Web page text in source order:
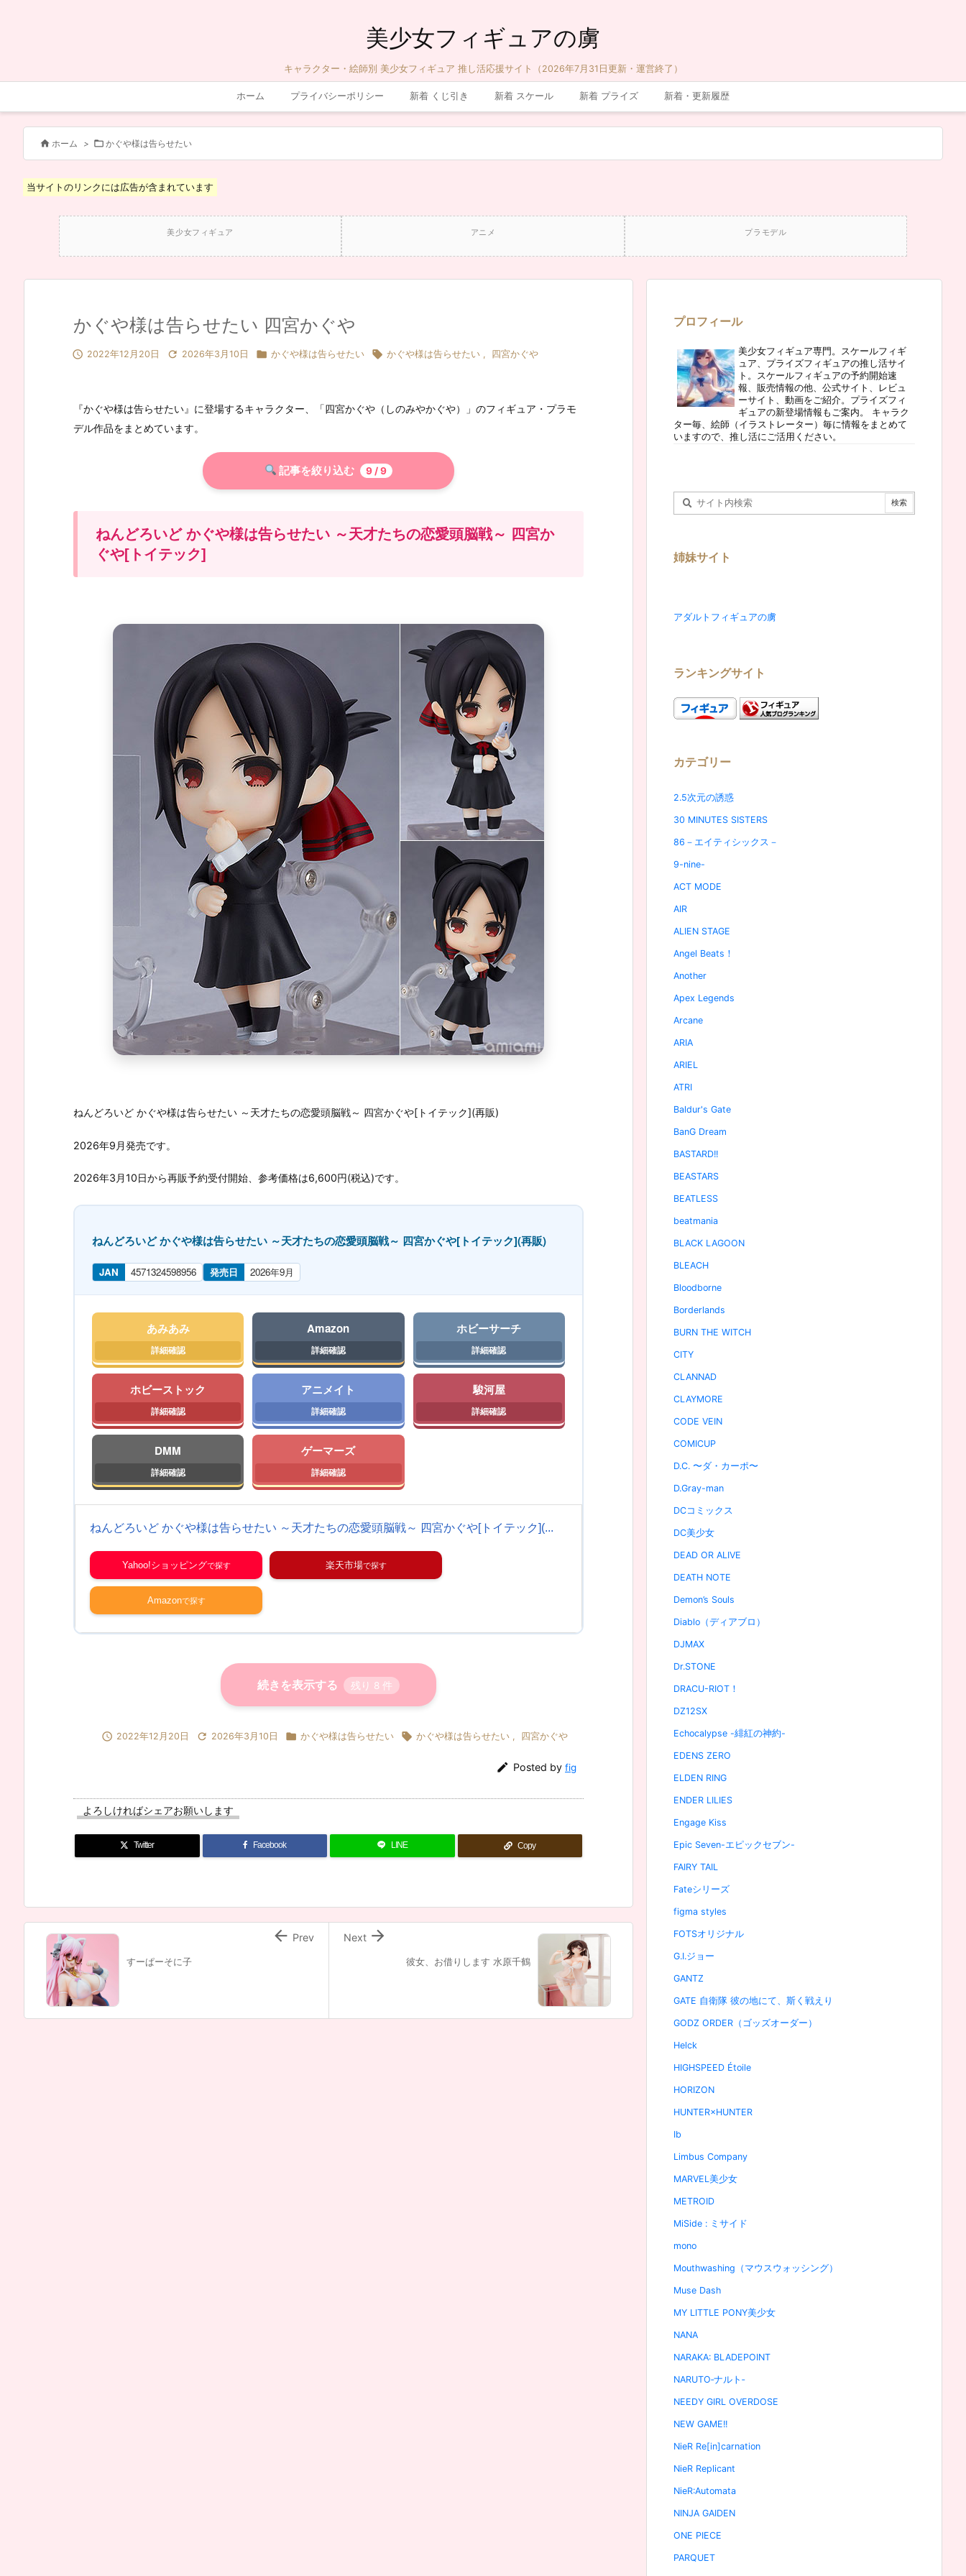
美少女フィギュアの虜
キャラクター・絵師別 美少女フィギュア 推し活応援サイト（2026年7月31日更新・運営終了）
ホーム プライバシーポリシー 新着 くじ引き 新着 スケール 新着 プライズ 新着・更新履歴
 ホーム >  かぐや様は告らせたい
当サイトのリンクには広告が含まれています
美少女フィギュア アニメ プラモデル
かぐや様は告らせたい 四宮かぐや
 2022年12月20日  2026年3月10日  かぐや様は告らせたい  かぐや様は告らせたい , 四宮かぐや
『かぐや様は告らせたい』に登場するキャラクター、「四宮かぐや（しのみやかぐや）」のフィギュア・プラモ
デル作品をまとめています。
記事を絞り込む 9 / 9
ねんどろいど かぐや様は告らせたい ～天才たちの恋愛頭脳戦～ 四宮か
ぐや[トイテック]
ねんどろいど かぐや様は告らせたい ～天才たちの恋愛頭脳戦～ 四宮かぐや[トイテック](再販)
2026年9月発売です。
2026年3月10日から再販予約受付開始、参考価格は6,600円(税込)です。
ねんどろいど かぐや様は告らせたい ～天才たちの恋愛頭脳戦～ 四宮かぐや[トイテック](再販)
JAN 4571324598956 発売日 2026年9月
あみあみ Amazon ホビーサーチ
ホビーストック アニメイト 駿河屋
DMM ゲーマーズ
ねんどろいど かぐや様は告らせたい ～天才たちの恋愛頭脳戦～ 四宮かぐや[トイテック](...
Yahoo!ショッピング 楽天市場
Amazon
続きを表示する 残り 8 件
 2022年12月20日  2026年3月10日  かぐや様は告らせたい  かぐや様は告らせたい , 四宮かぐや
 Posted by fig
よろしければシェアお願いします
Twitter Facebook LINE Copy
彼女、お借りします 水原千鶴

Next
すーぱーそに子
 Prev
プロフィール
美少女フィギュア専門。スケールフィギ
ュア、プライズフィギュアの推し活サイ
ト。スケールフィギュアの予約開始速
報、販売情報の他、公式サイト、レビュ
ーサイト、動画をご紹介。プライズフィ
ギュアの新登場情報もご案内。 キャラク
ター毎、絵師（イラストレーター）毎に情報をまとめて
いますので、推し活にご活用ください。
姉妹サイト
アダルトフィギュアの虜
ランキングサイト
カテゴリー
2.5次元の誘惑
30 MINUTES SISTERS
86－エイティシックス－
9-nine-
ACT MODE
AIR
ALIEN STAGE
Angel Beats！
Another
Apex Legends
Arcane
ARIA
ARIEL
ATRI
Baldur's Gate
BanG Dream
BASTARD!!
BEASTARS
BEATLESS
beatmania
BLACK LAGOON
BLEACH
Bloodborne
Borderlands
BURN THE WITCH
CITY
CLANNAD
CLAYMORE
CODE VEIN
COMICUP
D.C. 〜ダ・カーポ〜
D.Gray-man
DCコミックス
DC美少女
DEAD OR ALIVE
DEATH NOTE
Demon’s Souls
Diablo（ディアブロ）
DJMAX
Dr.STONE
DRACU-RIOT！
DZ12SX
Echocalypse -緋紅の神約-
EDENS ZERO
ELDEN RING
ENDER LILIES
Engage Kiss
Epic Seven-エピックセブン-
FAIRY TAIL
Fateシリーズ
figma styles
FOTSオリジナル
G.I.ジョー
GANTZ
GATE 自衛隊 彼の地にて、斯く戦えり
GODZ ORDER（ゴッズオーダー）
Helck
HIGHSPEED Étoile
HORIZON
HUNTER×HUNTER
Ib
Limbus Company
MARVEL美少女
METROID
MiSide : ミサイド
mono
Mouthwashing（マウスウォッシング）
Muse Dash
MY LITTLE PONY美少女
NANA
NARAKA: BLADEPOINT
NARUTO‐ナルト‐
NEEDY GIRL OVERDOSE
NEW GAME!!
NieR Re[in]carnation
NieR Replicant
NieR:Automata
NINJA GAIDEN
ONE PIECE
PARQUET